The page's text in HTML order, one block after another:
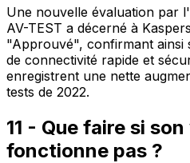
Une nouvelle évaluation par
AV-TEST a décerné à
"Approuvé", confirmant ainsi
de connectivité rapide et
enregistrent une nette
tests de 2022.
11 - Que faire si
fonctionne pas ?